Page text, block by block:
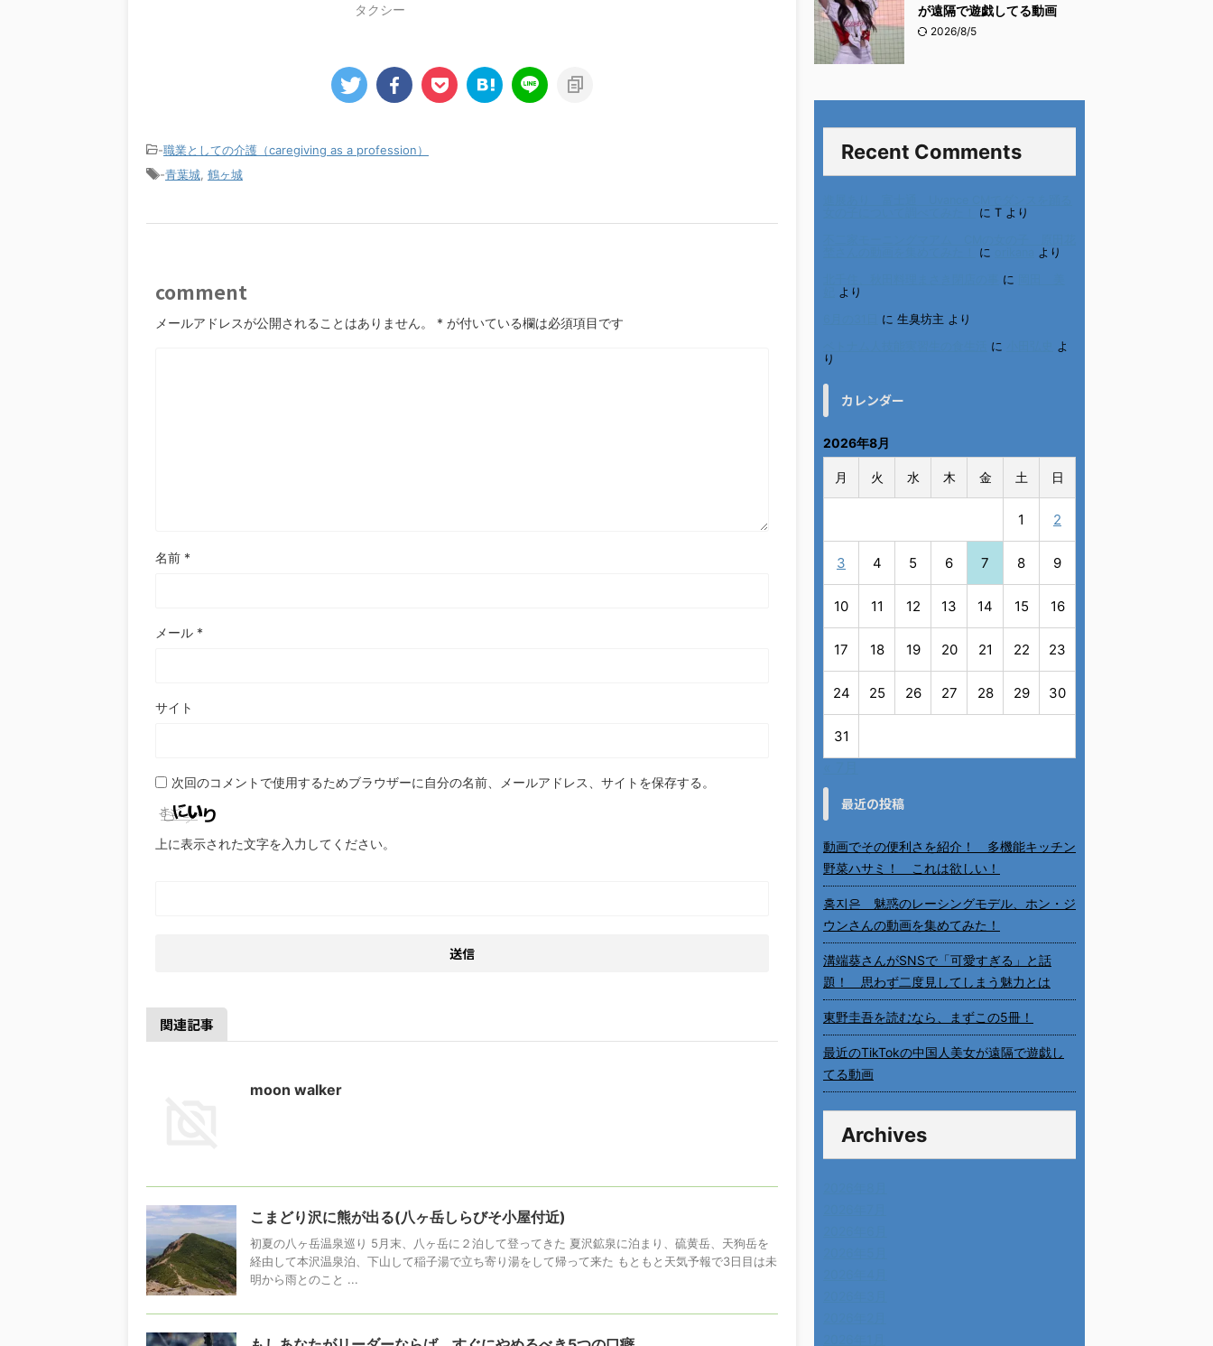
タクシー
-職業としての介護（caregiving as a profession）
-青葉城 鶴ヶ城
comment
メールアドレスが公開されることはありません。 * が付いている欄は必須項目です
名前 *
メール *
サイト
次回のコメントで使用するためブラウザーに自分の名前、メールアドレス、サイトを保存する。
上に表示された文字を入力してください。
関連記事
moon walker
こまどり沢に熊が出る(八ヶ岳しらびそ小屋付近)
初夏の八ヶ岳温泉巡り 5月末、八ヶ岳に２泊して登ってきた 夏沢鉱泉に泊まり、硫黄岳、天狗岳を
経由して本沢温泉泊、下山して稲子湯で立ち寄り湯をして帰って来た もともと天気予報で3日目は未
明から雨とのこと ...
が遠隔で遊戯してる動画
2026/8/5
Recent Comments
に T より
に
より
に
より
に 生臭坊主 より
に
よ
り
カレンダー
2026年8月
月 火 水 木 金 土 日
1 2
3 4 5 6 7 8 9
10 11 12 13 14 15 16
17 18 19 20 21 22 23
24 25 26 27 28 29 30
31
最近の投稿
動画でその便利さを紹介！ 多機能キッチン
野菜ハサミ！ これは欲しい！
홍지은 魅惑のレーシングモデル、ホン・ジ
ウンさんの動画を集めてみた！
溝端葵さんがSNSで「可愛すぎる」と話
題！ 思わず二度見してしまう魅力とは
東野圭吾を読むなら、まずこの5冊！
最近のTikTokの中国人美女が遠隔で遊戯し
てる動画
Archives